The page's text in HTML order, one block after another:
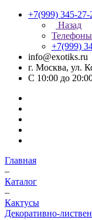
+7(999) 345-27-
Назад
Телефоны
+7(999)
info@exotiks.ru
г. Москва, ул.
С 10:00 до
Главная
–
Каталог
–
Кактусы
Декоративно-